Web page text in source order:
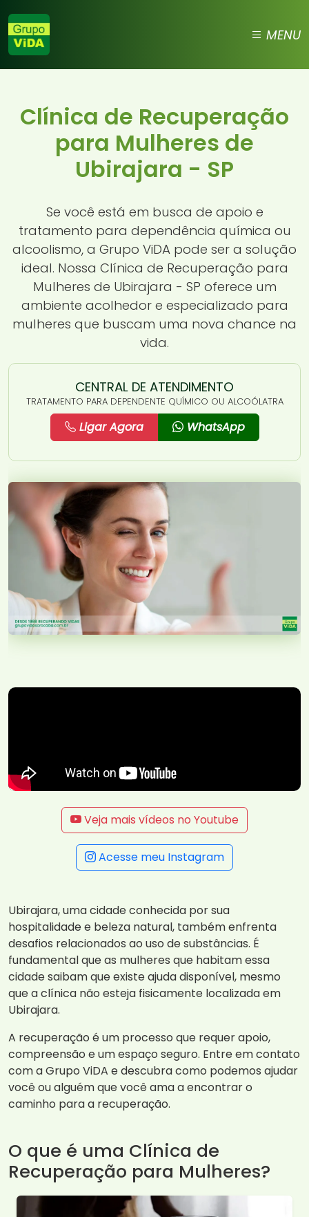
MENU
Clínica de Recuperação
para Mulheres de
Ubirajara - SP
Se você está em busca de apoio e
tratamento para dependência química ou
alcoolismo, a Grupo ViDA pode ser a solução
ideal. Nossa Clínica de Recuperação para
Mulheres de Ubirajara - SP oferece um
ambiente acolhedor e especializado para
mulheres que buscam uma nova chance na
vida.
CENTRAL DE ATENDIMENTO
TRATAMENTO PARA DEPENDENTE QUÍMICO OU ALCOÓLATRA
Ligar Agora WhatsApp
Veja mais vídeos no Youtube
Acesse meu Instagram
Ubirajara, uma cidade conhecida por sua
hospitalidade e beleza natural, também enfrenta
desafios relacionados ao uso de substâncias. É
fundamental que as mulheres que habitam essa
cidade saibam que existe ajuda disponível, mesmo
que a clínica não esteja fisicamente localizada em
Ubirajara.
A recuperação é um processo que requer apoio,
compreensão e um espaço seguro. Entre em contato
com a Grupo ViDA e descubra como podemos ajudar
você ou alguém que você ama a encontrar o
caminho para a recuperação.
O que é uma Clínica de
Recuperação para Mulheres?